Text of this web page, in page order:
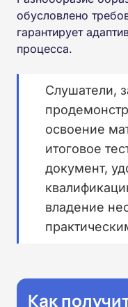
обусловлено
гарантирует
процесса.
Слушатели,
освоение
итоговое
документ,
владение
Как